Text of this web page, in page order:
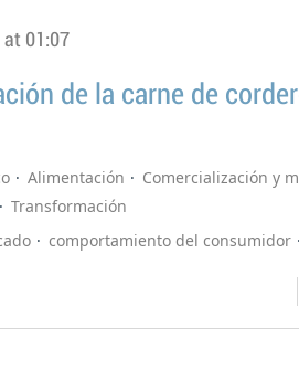
01:07
de la carne de
Alimentación
Comercialización y
Transformación
comportamiento del consumidor